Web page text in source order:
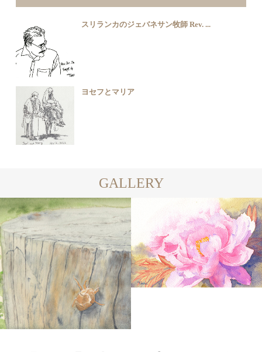
スリランカのジェバネサン牧師 Rev. ...
ヨセフとマリア
GALLERY
WATERCOLOR